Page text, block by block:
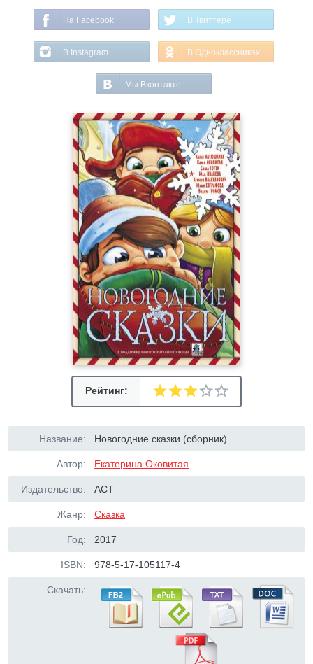
На Facebook В Твиттере
В Instagram В Одноклассниках
Мы Вконтакте
Рейтинг:
Название: Новогодние сказки (сборник)
Автор: Екатерина Оковитая
Издательство: АСТ
Жанр: Сказка
Год: 2017
ISBN: 978-5-17-105117-4
Скачать: